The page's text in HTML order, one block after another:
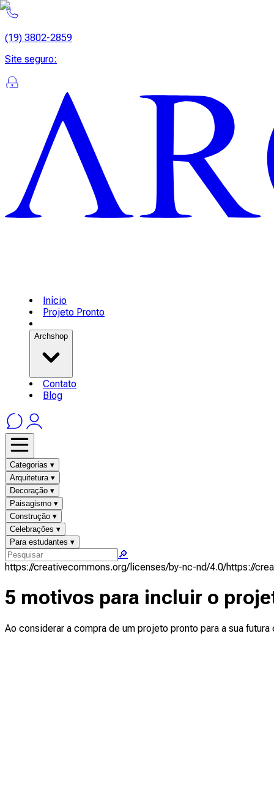
(19) 3802-2859
Site seguro:
Início
Projeto Pronto
Archshop
Contato
Blog
Categorias ▾
Arquitetura ▾
Decoração ▾
Paisagismo ▾
Construção ▾
Celebrações ▾
Para estudantes ▾
🔎
https://creativecommons.org/licenses/by-nc-nd/4.0/https://
5 motivos para incluir o
Ao considerar a compra de um projeto pronto para a sua